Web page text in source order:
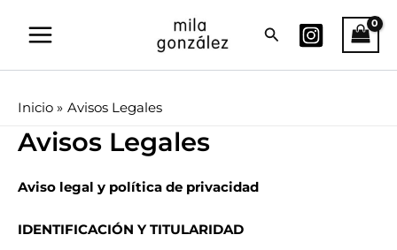
Buscar
Inicio Avisos Legales
Avisos Legales
Aviso legal y política de privacidad
IDENTIFICACIÓN Y TITULARIDAD